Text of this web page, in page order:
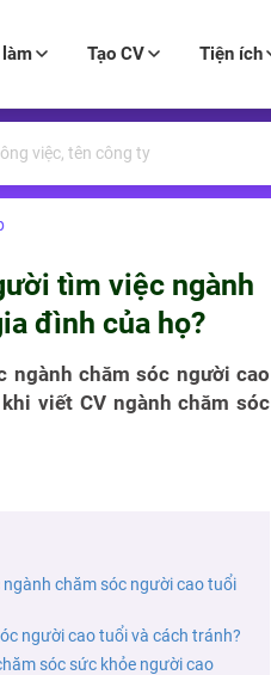
Tạo CV Tiện ích
tìm việc ngành
đình của họ?
ngành chăm sóc người cao
viết CV ngành chăm sóc
chăm sóc người cao tuổi
người cao tuổi và cách tránh?
sóc sức khỏe người cao